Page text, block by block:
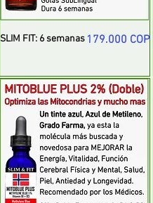
SLIM FIT: 6 semanas Precio
179.000 COP